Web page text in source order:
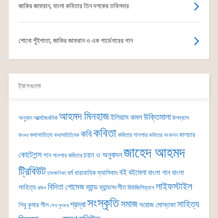
জাকির জাফরান, বাংলা কবিতার তিন দশকের তবিলদার
শোনো পুঁইপাতা, জাকির জাফরান ও এক গার্ডেনারের গান
ট্যাগগুলো
অনুবাদ আত্মজৈবনিক আহমদ মিনহাজইলিয়াস কমলউক্তিমালা উপন্যাস
উৎসব কথাসাহিত্য কথাসাহিত্যিক কবিকবিতা কবিতার গানপার কবিতার সংকলন কালচার
কোটেশন্সগান গানপার কবিতার চয়ন ও অনুবাদনজাহেদ আহমদ
ট্রিবিউট তাৎক্ষণিকা ধর্ম ধারাবাহিকফ্যাসিবাদবইবইমেলাবাংলা গানবাংলা
সাহিত্য বাউল বিদিতা গোমেজব্যান্ডব্যান্ডসংগীত মিউজিশিয়্যান লাইফস্টাইল
শিবু কুমার শীল শেখ লুৎফর শ্রদ্ধাসংস্কৃতিসমাজসরোজ মোস্তফাসাহিত্য